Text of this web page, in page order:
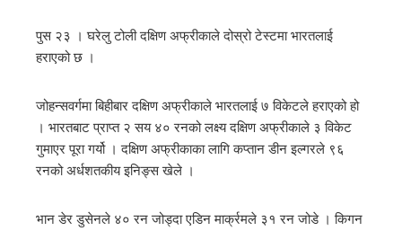
पुस २३ । घरेलु टोली दक्षिण अफ्रीकाले दोस्रो टेस्टमा भारतलाई
हराएको छ ।
जोहन्सवर्गमा बिहीबार दक्षिण अफ्रीकाले भारतलाई ७ विकेटले हराएको हो
। भारतबाट प्राप्त २ सय ४० रनको लक्ष्य दक्षिण अफ्रीकाले ३ विकेट
गुमाएर पूरा गर्यो । दक्षिण अफ्रीकाका लागि कप्तान डीन इल्गरले ९६
रनको अर्धशतकीय इनिङ्स खेले ।
भान डेर डुसेनले ४० रन जोड्दा एडिन मार्क्रमले ३१ रन जोडे । किगन